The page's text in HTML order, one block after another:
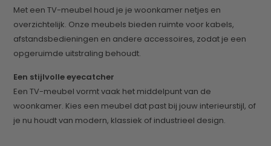
Met een TV-meubel houd je je woonkamer netjes en
overzichtelijk. Onze meubels bieden ruimte voor kabels,
afstandsbedieningen en andere accessoires, zodat je een
opgeruimde uitstraling behoudt.
Een stijlvolle eyecatcher
Een TV-meubel vormt vaak het middelpunt van de
woonkamer. Kies een meubel dat past bij jouw interieurstijl, of
je nu houdt van modern, klassiek of industrieel design.